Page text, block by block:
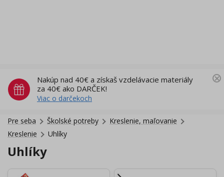
Nakúp nad 40€ a získaš vzdelávacie materiály
za 40€ ako DARČEK!
Viac o darčekoch
Pre seba Školské potreby
Kreslenie, maľovanie
Kreslenie
Uhlíky
Uhlíky